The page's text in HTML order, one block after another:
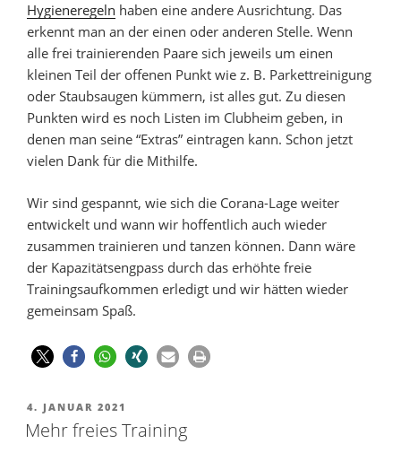
Hygieneregeln haben eine andere Ausrichtung. Das
erkennt man an der einen oder anderen Stelle. Wenn
alle frei trainierenden Paare sich jeweils um einen
kleinen Teil der offenen Punkt wie z. B. Parkettreinigung
oder Staubsaugen kümmern, ist alles gut. Zu diesen
Punkten wird es noch Listen im Clubheim geben, in
denen man seine “Extras” eintragen kann. Schon jetzt
vielen Dank für die Mithilfe.
Wir sind gespannt, wie sich die Corana-Lage weiter
entwickelt und wann wir hoffentlich auch wieder
zusammen trainieren und tanzen können. Dann wäre
der Kapazitätsengpass durch das erhöhte freie
Trainingsaufkommen erledigt und wir hätten wieder
gemeinsam Spaß.
4. JANUAR 2021
Mehr freies Training